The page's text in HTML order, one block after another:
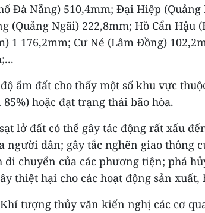
Đà Nẵng) 510,4mm; Đại Hiệp (Quảng
(Quảng Ngãi) 222,8mm; Hồ Cẩn
1 176,2mm; Cư Né (Lâm Đồng)
ẩm đất cho thấy một số khu vực
hoặc đạt trạng thái bão hòa.
lở đất có thể gây tác động rất xấu
người dân; gây tắc nghẽn giao thông
di chuyển của các phương tiện; phá
thiệt hại cho các hoạt động sản
tượng thủy văn kiến nghị các cơ